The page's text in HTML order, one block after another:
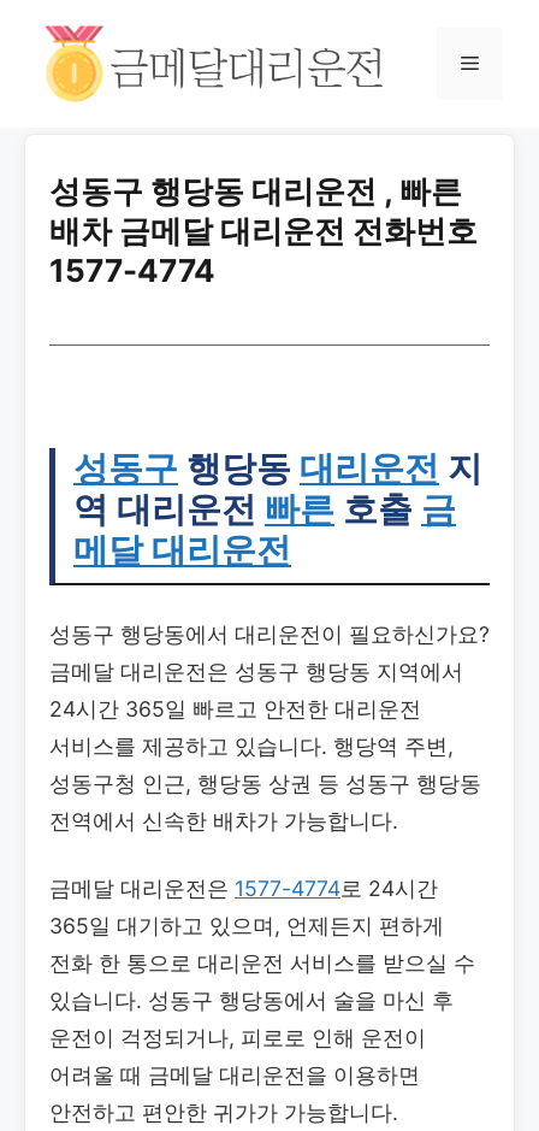
성동구 행당동 대리운전 , 빠른
배차 금메달 대리운전 전화번호
1577-4774
성동구 행당동 대리운전 지
역 대리운전 빠른 호출 금
메달 대리운전
성동구 행당동에서 대리운전이 필요하신가요?
금메달 대리운전은 성동구 행당동 지역에서
24시간 365일 빠르고 안전한 대리운전
서비스를 제공하고 있습니다. 행당역 주변,
성동구청 인근, 행당동 상권 등 성동구 행당동
전역에서 신속한 배차가 가능합니다.
금메달 대리운전은 1577-4774로 24시간
365일 대기하고 있으며, 언제든지 편하게
전화 한 통으로 대리운전 서비스를 받으실 수
있습니다. 성동구 행당동에서 술을 마신 후
운전이 걱정되거나, 피로로 인해 운전이
어려울 때 금메달 대리운전을 이용하면
안전하고 편안한 귀가가 가능합니다.